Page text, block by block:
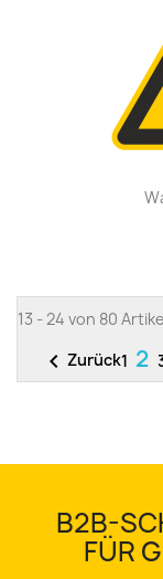
13 - 24 von 80
 Zurück1 2
B2B-
FÜR